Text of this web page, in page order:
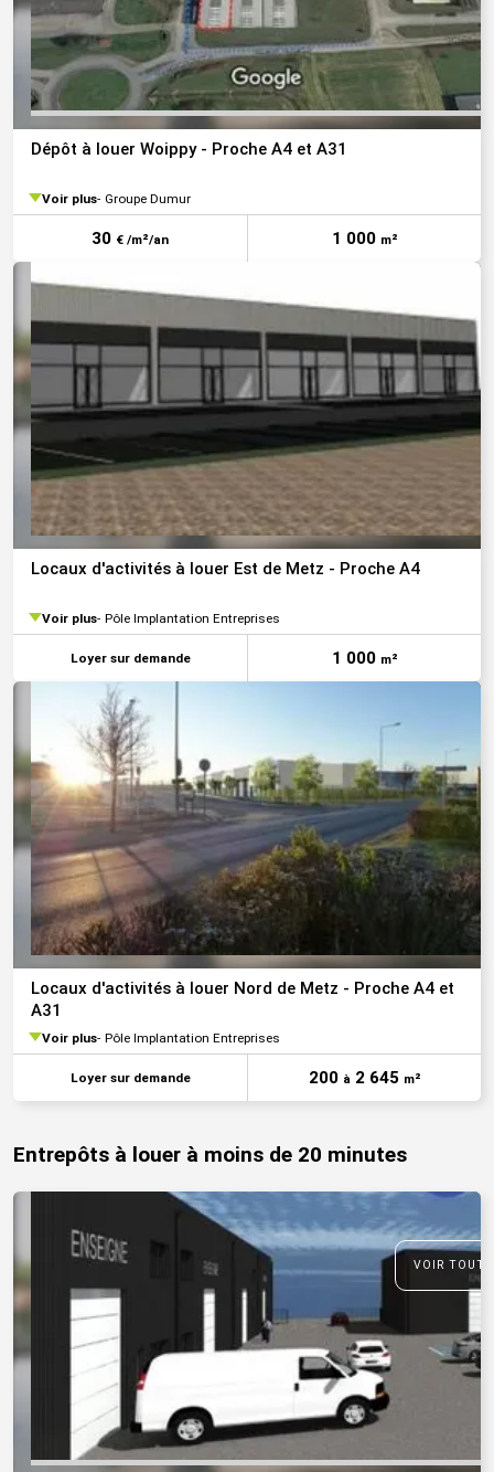
Dépôt à louer Woippy - Proche A4 et A31
Voir plus Groupe Dumur
30 € /m²/an 1 000 m²
Locaux d'activités à louer Est de Metz - Proche A4
Voir plus Pôle Implantation Entreprises
Loyer sur demande 1 000 m²
Locaux d'activités à louer Nord de Metz - Proche A4 et
A31
Voir plus Pôle Implantation Entreprises
Loyer sur demande 200 à2 645 m²
Entrepôts à louer à moins de 20 minutes
VOIR